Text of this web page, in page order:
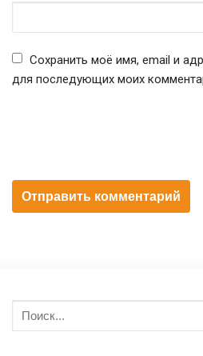
Сохранить моё имя, email и
для последующих моих
Искать: